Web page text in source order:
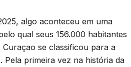
algo aconteceu em uma
qual seus 156.000 habitantes
se classificou para a
Pela primeira vez na história da